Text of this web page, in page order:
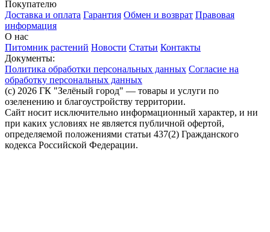
Покупателю
Доставка и оплата Гарантия Обмен и возврат Правовая
информация
О нас
Питомник растений Новости Статьи Контакты
Документы:
Политика обработки персональных данных Согласие на
обработку персональных данных
(c) 2026 ГК "Зелёный город" — товары и услуги по
озеленению и благоустройству территории.
Сайт носит исключительно информационный характер, и ни
при каких условиях не является публичной офертой,
определяемой положениями статьи 437(2) Гражданского
кодекса Российской Федерации.